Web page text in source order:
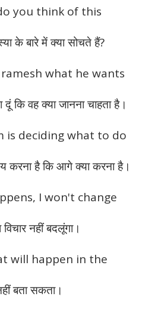
you think of this
के बारे में क्या सोचते हैं?
what he wants
कि वह क्या जानना चाहता है।
is deciding what to do
करना है कि आगे क्या करना है।
I won't change
नहीं बदलूंगा।
will happen in the
बता सकता।